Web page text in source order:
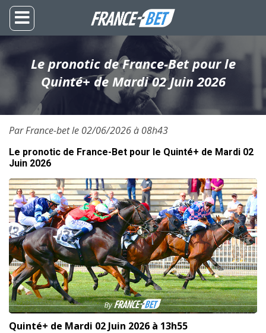
Le pronotic de France-Bet pour le
Quinté+ de Mardi 02 Juin 2026
Par France-bet le 02/06/2026 à 08h43
Le pronotic de France-Bet pour le Quinté+ de Mardi 02
Juin 2026
Quinté+ de Mardi 02 Juin 2026 à 13h55